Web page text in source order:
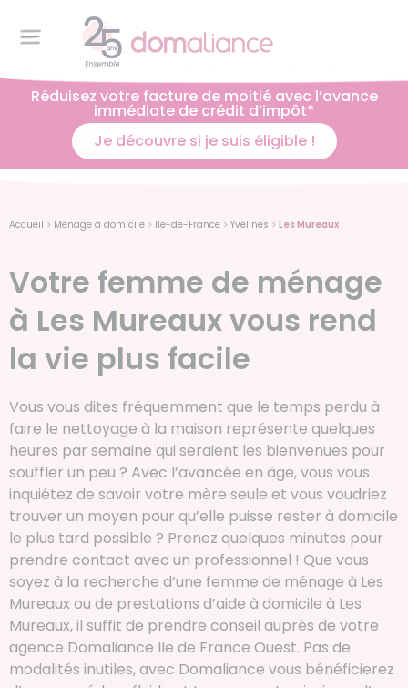
Réduisez votre facture de moitié avec l’avance
immédiate de crédit d’impôt*
Je découvre si je suis éligible !
Accueil > Ménage à domicile > Ile-de-France > Yvelines > Les Mureaux
Votre femme de ménage
à Les Mureaux vous rend
la vie plus facile
Vous vous dites fréquemment que le temps perdu à
faire le nettoyage à la maison représente quelques
heures par semaine qui seraient les bienvenues pour
souffler un peu ? Avec l’avancée en âge, vous vous
inquiétez de savoir votre mère seule et vous voudriez
trouver un moyen pour qu’elle puisse rester à domicile
le plus tard possible ? Prenez quelques minutes pour
prendre contact avec un professionnel ! Que vous
soyez à la recherche d’une femme de ménage à Les
Mureaux ou de prestations d’aide à domicile à Les
Mureaux, il suffit de prendre conseil auprès de votre
agence Domaliance Ile de France Ouest. Pas de
modalités inutiles, avec Domaliance vous bénéficierez